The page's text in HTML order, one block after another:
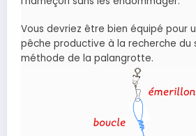
Vous devriez être bien équipé pour
pêche productive à la recherche du
méthode de la palangrotte.